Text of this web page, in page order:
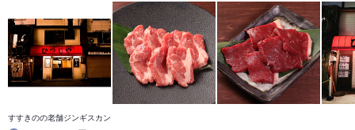
すすきのの老舗ジンギスカン